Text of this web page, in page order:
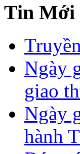
Tin Mới
Ngày
giao
Ngày
hành